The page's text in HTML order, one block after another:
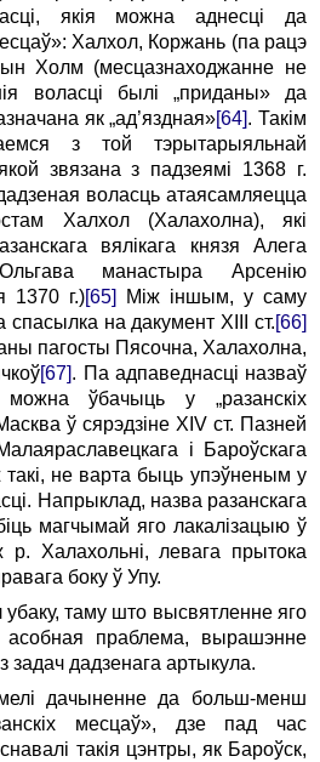
якія можна аднесці да
Халхол, Коржань (па рацэ
Холм (месцазнаходжанне не
воласці былі „приданы» да
як „ад’яздная»[64]. Такім
з той тэрытарыяльнай
звязана з падзеямі 1368 г.
воласць атаясамляецца
Халхол (Халахолна), які
вялікага князя Алега
манастыра Арсенію
1370 г.)[65]
Між іншым, у саму
спасылка на дакумент XIII ст.[66]
пагосты Пясочна, Халахолна,
[67]. Па адпаведнасці назваў
можна ўбачыць у „разанскіх
ў сярэдзіне XIV ст. Пазней
i Бароўскага
не варта быць упэўненым у
Напрыклад, назва разанскага
магчымай яго лакалізацыю ў
р. Халахольні, левага прытока
боку ў Упу.
таму што высвятленне яго
праблема, вырашэнне
задач дадзенага артыкула.
дачыненне да больш-менш
месцаў», дзе пад час
такія цэнтры, як Бароўск,